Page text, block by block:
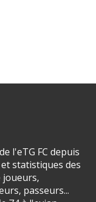
l'eTG FC depuis
statistiques des
joueurs,
passeurs...